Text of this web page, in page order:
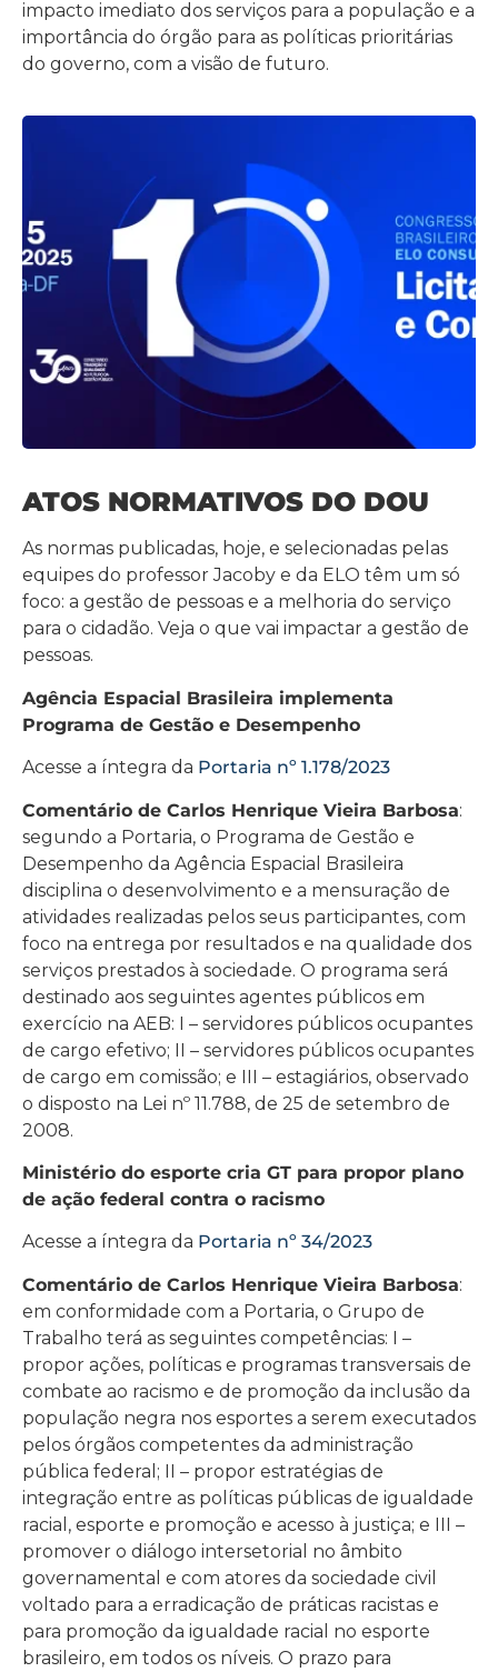
impacto imediato dos serviços para a população e a
importância do órgão para as políticas prioritárias
do governo, com a visão de futuro.
ATOS NORMATIVOS DO DOU
As normas publicadas, hoje, e selecionadas pelas
equipes do professor Jacoby e da ELO têm um só
foco: a gestão de pessoas e a melhoria do serviço
para o cidadão. Veja o que vai impactar a gestão de
pessoas.
Agência Espacial Brasileira implementa
Programa de Gestão e Desempenho
Acesse a íntegra da Portaria nº 1.178/2023
Comentário de Carlos Henrique Vieira Barbosa:
segundo a Portaria, o Programa de Gestão e
Desempenho da Agência Espacial Brasileira
disciplina o desenvolvimento e a mensuração de
atividades realizadas pelos seus participantes, com
foco na entrega por resultados e na qualidade dos
serviços prestados à sociedade. O programa será
destinado aos seguintes agentes públicos em
exercício na AEB: I – servidores públicos ocupantes
de cargo efetivo; II – servidores públicos ocupantes
de cargo em comissão; e III – estagiários, observado
o disposto na Lei nº 11.788, de 25 de setembro de
2008.
Ministério do esporte cria GT para propor plano
de ação federal contra o racismo
Acesse a íntegra da Portaria nº 34/2023
Comentário de Carlos Henrique Vieira Barbosa:
em conformidade com a Portaria, o Grupo de
Trabalho terá as seguintes competências: I –
propor ações, políticas e programas transversais de
combate ao racismo e de promoção da inclusão da
população negra nos esportes a serem executados
pelos órgãos competentes da administração
pública federal; II – propor estratégias de
integração entre as políticas públicas de igualdade
racial, esporte e promoção e acesso à justiça; e III –
promover o diálogo intersetorial no âmbito
governamental e com atores da sociedade civil
voltado para a erradicação de práticas racistas e
para promoção da igualdade racial no esporte
brasileiro, em todos os níveis. O prazo para